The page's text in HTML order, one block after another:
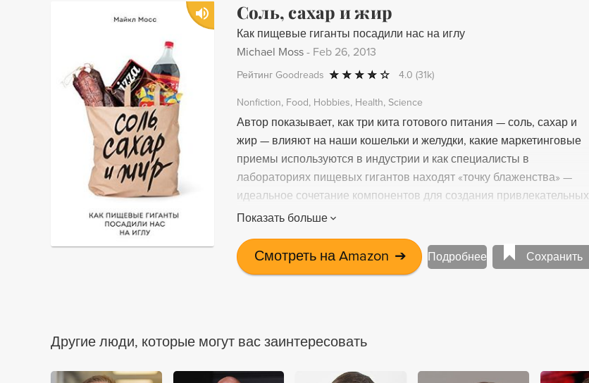
мечтали: финансовой стабильности; хорошей работы; идеальных
взаимоотношений; счастливой жизни.
Соль, сахар и жир
Как пищевые гиганты посадили нас на иглу
Michael Moss - Feb 26, 2013
Рейтинг Goodreads 4.0 (31k)
Nonfiction Food Hobbies Health Science
Автор показывает, как три кита готового питания — соль, сахар и
жир — влияют на наши кошельки и желудки, какие маркетинговые
приемы используются в индустрии и как специалисты в
лабораториях пищевых гигантов находят «точку блаженства» —
идеальное сочетание компонентов для создания привлекательных
продуктов.
Показать больше
Смотреть на Amazon ➔ Подробнее Сохранить
Другие люди, которые могут вас заинтересовать